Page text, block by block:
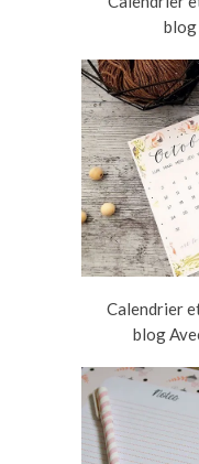
Calendrier
blog